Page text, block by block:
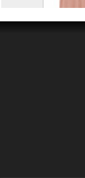
POLONE1純